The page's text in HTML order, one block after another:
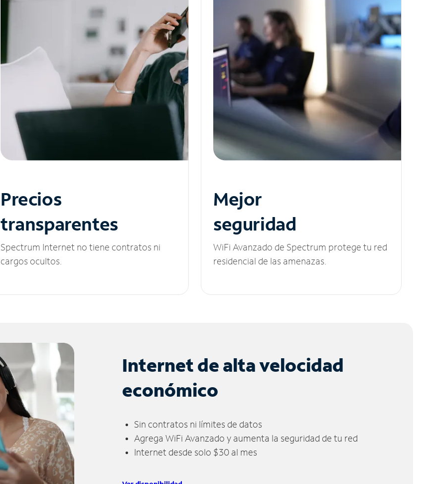
Precios
transparentes
Spectrum Internet no tiene contratos ni
cargos ocultos.
Mejor
seguridad
WiFi Avanzado de Spectrum protege tu red
residencial de las amenazas.
Internet de alta velocidad
económico
Sin contratos ni límites de datos
Agrega WiFi Avanzado y aumenta la seguridad de tu red
Internet desde solo $30 al mes